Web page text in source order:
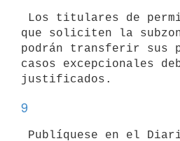
que soliciten la
podrán transferir sus
casos excepcionales
9